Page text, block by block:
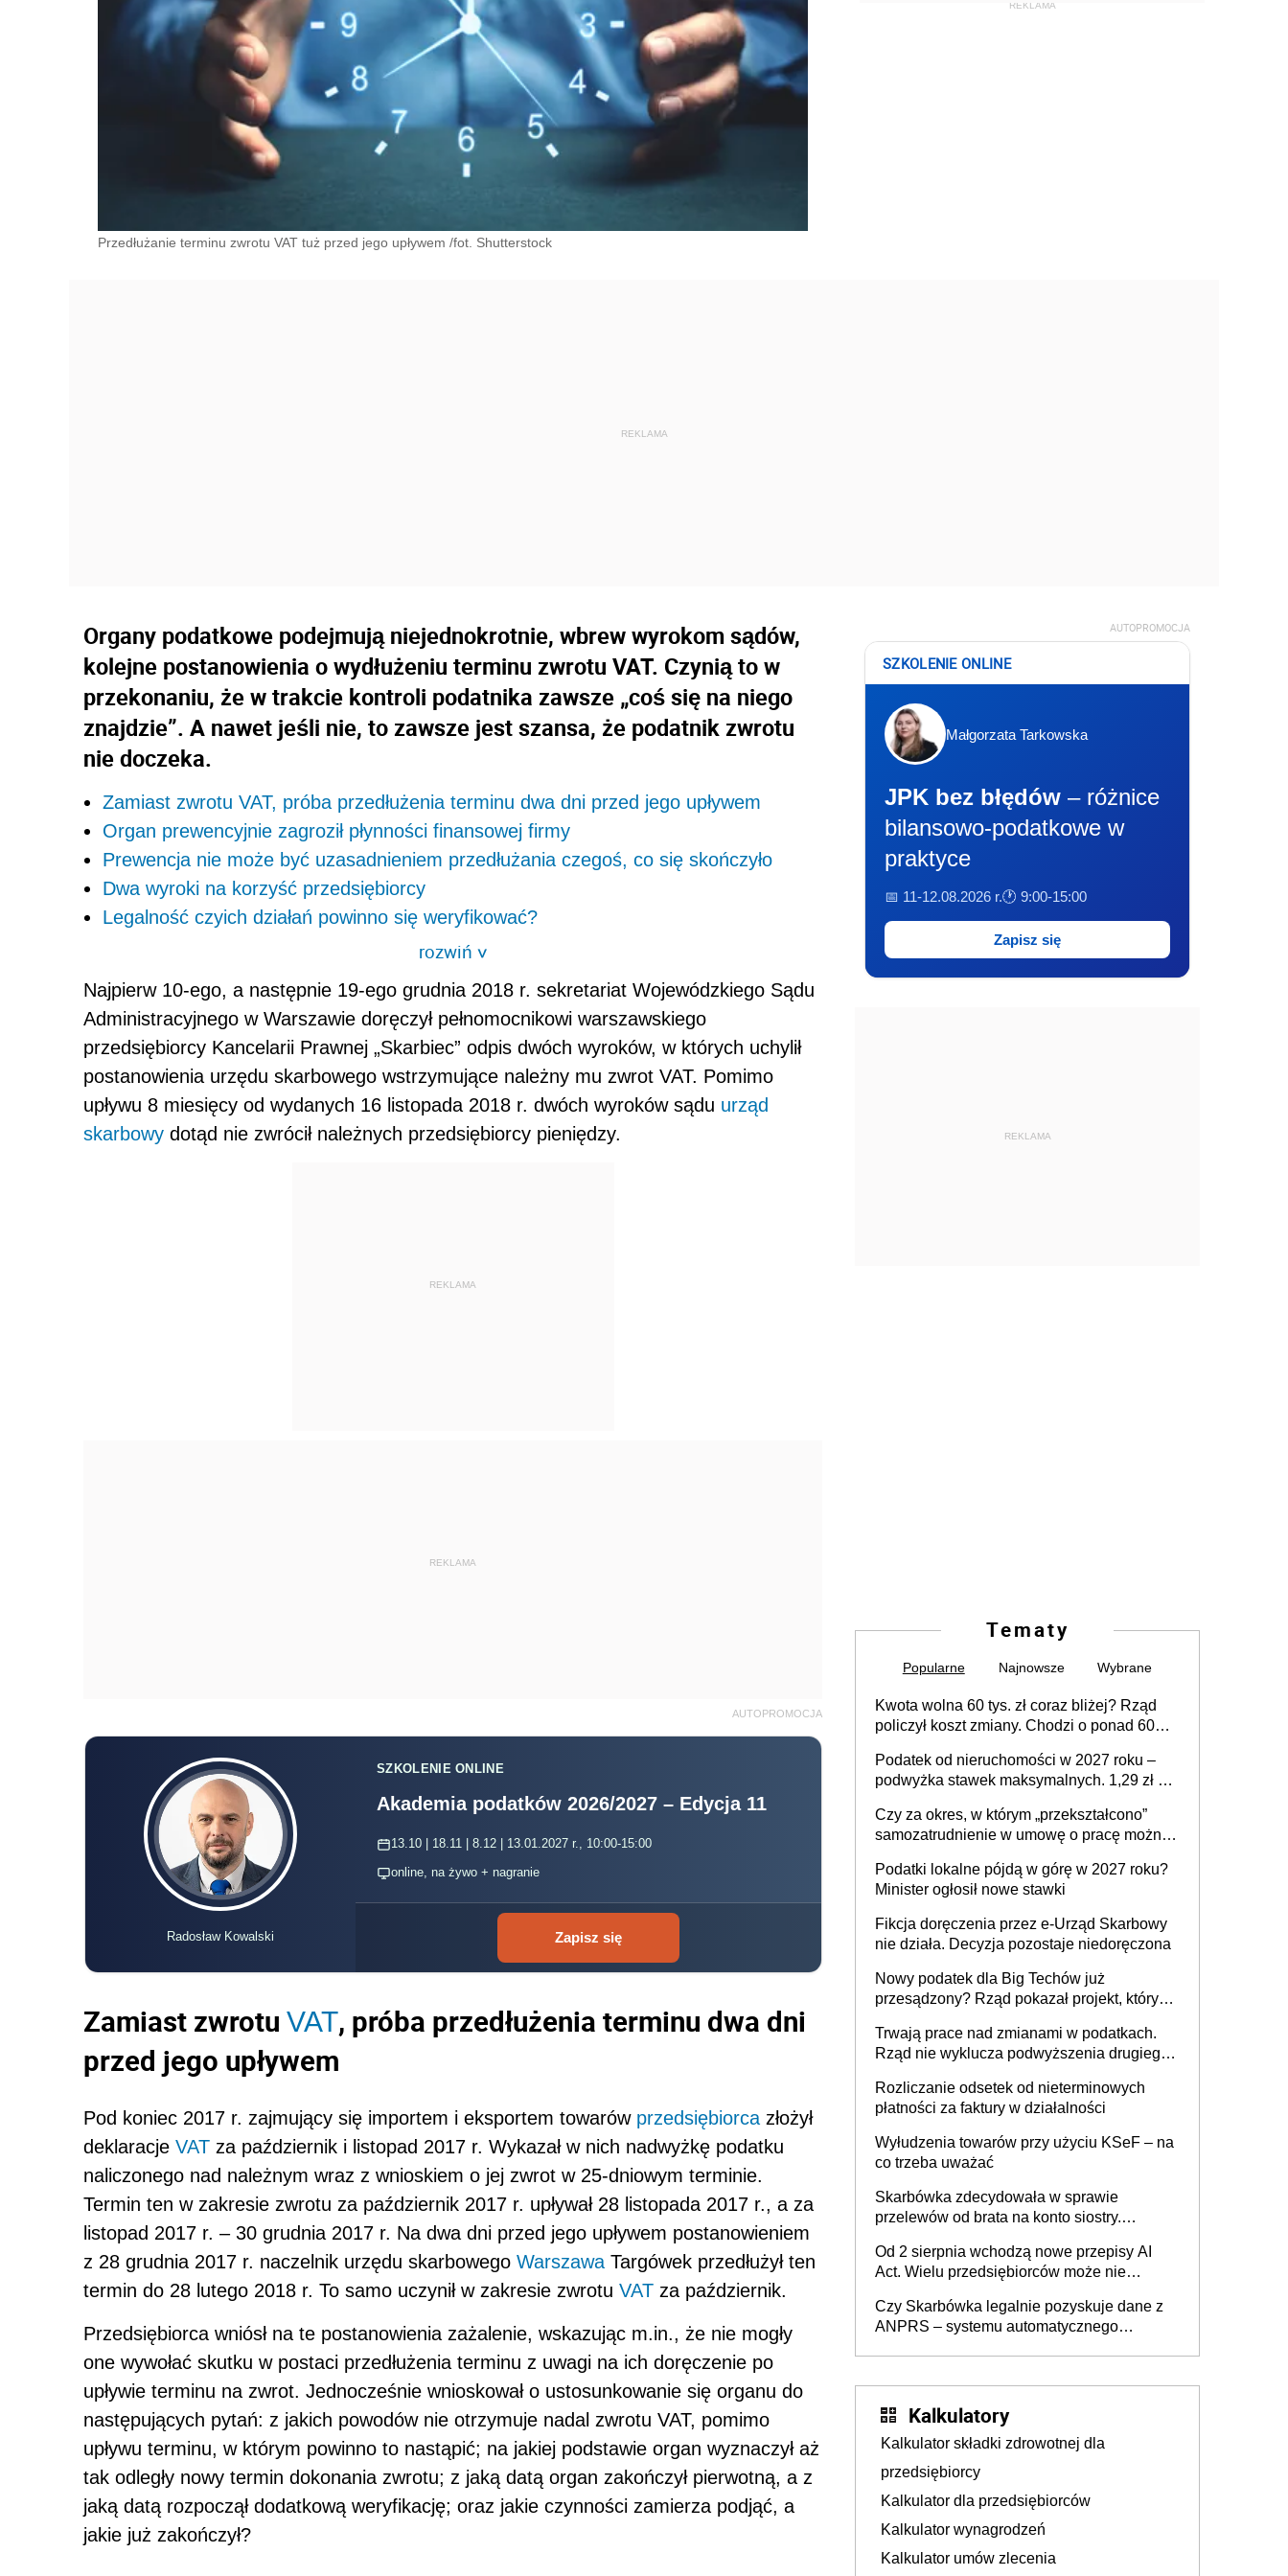
Przedłużanie terminu zwrotu VAT tuż przed jego upływem /fot. Shutterstock
Organy podatkowe podejmują niejednokrotnie, wbrew wyrokom sądów,
kolejne postanowienia o wydłużeniu terminu zwrotu VAT. Czynią to w
przekonaniu, że w trakcie kontroli podatnika zawsze „coś się na niego
znajdzie”. A nawet jeśli nie, to zawsze jest szansa, że podatnik zwrotu
nie doczeka.
Zamiast zwrotu VAT, próba przedłużenia terminu dwa dni przed jego upływem
Organ prewencyjnie zagroził płynności finansowej firmy
Prewencja nie może być uzasadnieniem przedłużania czegoś, co się skończyło
Dwa wyroki na korzyść przedsiębiorcy
Legalność czyich działań powinno się weryfikować?
rozwiń>
Najpierw 10-ego, a następnie 19-ego grudnia 2018 r. sekretariat Wojewódzkiego Sądu
Administracyjnego w Warszawie doręczył pełnomocnikowi warszawskiego
przedsiębiorcy Kancelarii Prawnej „Skarbiec” odpis dwóch wyroków, w których uchylił
postanowienia urzędu skarbowego wstrzymujące należny mu zwrot VAT. Pomimo
upływu 8 miesięcy od wydanych 16 listopada 2018 r. dwóch wyroków sądu urząd
skarbowy dotąd nie zwrócił należnych przedsiębiorcy pieniędzy.
REKLAMA
REKLAMA
AUTOPROMOCJA
Radosław Kowalski
SZKOLENIE ONLINE
Akademia podatków 2026/2027 – Edycja 11
13.10 | 18.11 | 8.12 | 13.01.2027 r., 10:00-15:00
online, na żywo + nagranie
Zapisz się
Zamiast zwrotu VAT, próba przedłużenia terminu dwa dni
przed jego upływem
Pod koniec 2017 r. zajmujący się importem i eksportem towarów przedsiębiorca złożył
deklaracje VAT za październik i listopad 2017 r. Wykazał w nich nadwyżkę podatku
naliczonego nad należnym wraz z wnioskiem o jej zwrot w 25-dniowym terminie.
Termin ten w zakresie zwrotu za październik 2017 r. upływał 28 listopada 2017 r., a za
listopad 2017 r. – 30 grudnia 2017 r. Na dwa dni przed jego upływem postanowieniem
z 28 grudnia 2017 r. naczelnik urzędu skarbowego Warszawa Targówek przedłużył ten
termin do 28 lutego 2018 r. To samo uczynił w zakresie zwrotu VAT za październik.
Przedsiębiorca wniósł na te postanowienia zażalenie, wskazując m.in., że nie mogły
one wywołać skutku w postaci przedłużenia terminu z uwagi na ich doręczenie po
upływie terminu na zwrot. Jednocześnie wnioskował o ustosunkowanie się organu do
następujących pytań: z jakich powodów nie otrzymuje nadal zwrotu VAT, pomimo
upływu terminu, w którym powinno to nastąpić; na jakiej podstawie organ wyznaczył aż
tak odległy nowy termin dokonania zwrotu; z jaką datą organ zakończył pierwotną, a z
jaką datą rozpoczął dodatkową weryfikację; oraz jakie czynności zamierza podjąć, a
jakie już zakończył?
AUTOPROMOCJA
SZKOLENIE ONLINE
Małgorzata Tarkowska
JPK bez błędów – różnice
bilansowo-podatkowe w
praktyce
📅 11-12.08.2026 r.🕐 9:00-15:00
Zapisz się
REKLAMA
Tematy
Popularne Najnowsze Wybrane
Kwota wolna 60 tys. zł coraz bliżej? Rząd
policzył koszt zmiany. Chodzi o ponad 60
Podatek od nieruchomości w 2027 roku –
podwyżka stawek maksymalnych. 1,29 zł za
budynków i lokali związanych z
prowadzeniem działalności gospodarczej
Czy za okres, w którym „przekształcono”
samozatrudnienie w umowę o pracę można
umowy cywilnoprawnej jedynym
racjonalnym wyjściem
Podatki lokalne pójdą w górę w 2027 roku?
Minister ogłosił nowe stawki
Fikcja doręczenia przez e-Urząd Skarbowy
nie działa. Decyzja pozostaje niedoręczona
Nowy podatek dla Big Techów już
przesądzony? Rząd pokazał projekt, który
Trwają prace nad zmianami w podatkach.
Rząd nie wyklucza podwyższenia drugiego
Rozliczanie odsetek od nieterminowych
płatności za faktury w działalności
Wyłudzenia towarów przy użyciu KSeF – na
co trzeba uważać
Skarbówka zdecydowała w sprawie
przelewów od brata na konto siostry.
darowizna, ale podatku jednak nie będzie
Od 2 sierpnia wchodzą nowe przepisy AI
Act. Wielu przedsiębiorców może nie
Czy Skarbówka legalnie pozyskuje dane z
ANPRS – systemu automatycznego
Kalkulatory
Kalkulator składki zdrowotnej dla
przedsiębiorcy
Kalkulator dla przedsiębiorców
Kalkulator wynagrodzeń
Kalkulator umów zlecenia